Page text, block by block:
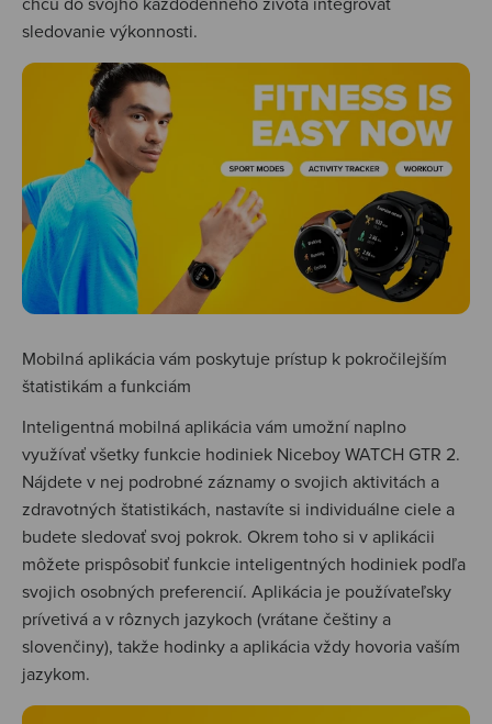
sledovanie výkonnosti.
Mobilná aplikácia vám poskytuje prístup k pokročilejším
štatistikám a funkciám
Inteligentná mobilná aplikácia vám umožní naplno
využívať všetky funkcie hodiniek Niceboy WATCH GTR 2.
Nájdete v nej podrobné záznamy o svojich aktivitách a
zdravotných štatistikách, nastavíte si individuálne ciele a
budete sledovať svoj pokrok. Okrem toho si v aplikácii
môžete prispôsobiť funkcie inteligentných hodiniek podľa
svojich osobných preferencií. Aplikácia je používateľsky
prívetivá a v rôznych jazykoch (vrátane češtiny a
slovenčiny), takže hodinky a aplikácia vždy hovoria vaším
jazykom.